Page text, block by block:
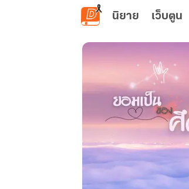
ข้ามไปยังเนื้อหาหลัก
นิยาย เว็บตูน